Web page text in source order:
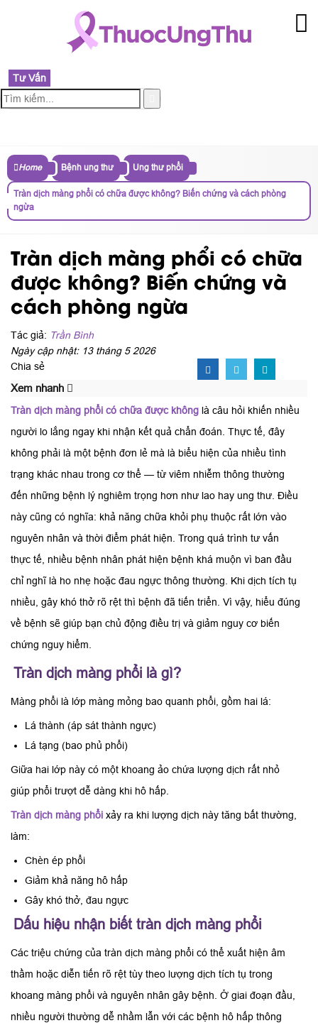
Tư Vấn
Home Bệnh ung thư Ung thư phổi
Tràn dịch màng phổi có chữa được không? Biến chứng và cách phòng
ngừa
Tràn dịch màng phổi có chữa
được không? Biến chứng và
cách phòng ngừa
Tác giả: Trần Bình
Ngày cập nhật: 13 tháng 5 2026
Chia sẻ
Xem nhanh
Tràn dịch màng phổi có chữa được không là câu hỏi khiến nhiều
người lo lắng ngay khi nhận kết quả chẩn đoán. Thực tế, đây
không phải là một bệnh đơn lẻ mà là biểu hiện của nhiều tình
trạng khác nhau trong cơ thể — từ viêm nhiễm thông thường
đến những bệnh lý nghiêm trọng hơn như lao hay ung thư. Điều
này cũng có nghĩa: khả năng chữa khỏi phụ thuộc rất lớn vào
nguyên nhân và thời điểm phát hiện. Trong quá trình tư vấn
thực tế, nhiều bệnh nhân phát hiện bệnh khá muộn vì ban đầu
chỉ nghĩ là ho nhẹ hoặc đau ngực thông thường. Khi dịch tích tụ
nhiều, gây khó thở rõ rệt thì bệnh đã tiến triển. Vì vậy, hiểu đúng
về bệnh sẽ giúp bạn chủ động điều trị và giảm nguy cơ biến
chứng nguy hiểm.
Tràn dịch màng phổi là gì?
Màng phổi là lớp màng mỏng bao quanh phổi, gồm hai lá:
Lá thành (áp sát thành ngực)
Lá tạng (bao phủ phổi)
Giữa hai lớp này có một khoang ảo chứa lượng dịch rất nhỏ
giúp phổi trượt dễ dàng khi hô hấp.
Tràn dịch màng phổi xảy ra khi lượng dịch này tăng bất thường,
làm:
Chèn ép phổi
Giảm khả năng hô hấp
Gây khó thở, đau ngực
Dấu hiệu nhận biết tràn dịch màng phổi
Các triệu chứng của tràn dịch màng phổi có thể xuất hiện âm
thầm hoặc diễn tiến rõ rệt tùy theo lượng dịch tích tụ trong
khoang màng phổi và nguyên nhân gây bệnh. Ở giai đoạn đầu,
nhiều người thường dễ nhầm lẫn với các bệnh hô hấp thông